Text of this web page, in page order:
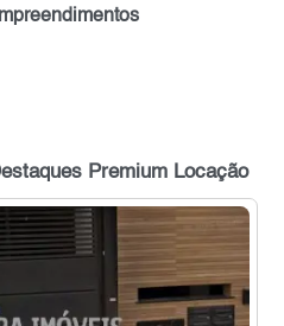
Premium Locação